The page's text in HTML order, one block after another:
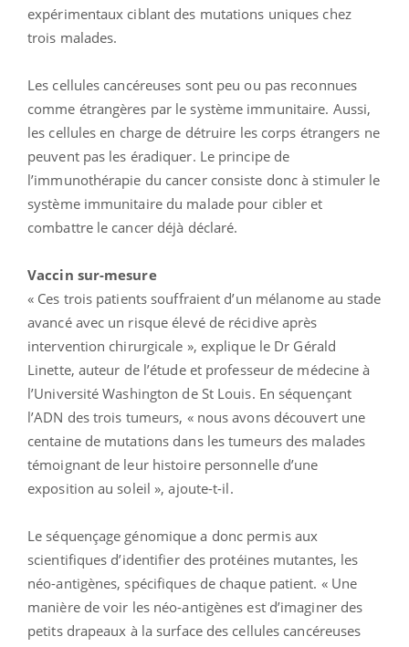
expérimentaux ciblant des mutations uniques chez
trois malades.
Les cellules cancéreuses sont peu ou pas reconnues
comme étrangères par le système immunitaire. Aussi,
les cellules en charge de détruire les corps étrangers ne
peuvent pas les éradiquer. Le principe de
l’immunothérapie du cancer consiste donc à stimuler le
système immunitaire du malade pour cibler et
combattre le cancer déjà déclaré.
Vaccin sur-mesure
« Ces trois patients souffraient d’un mélanome au stade
avancé avec un risque élevé de récidive après
intervention chirurgicale », explique le Dr Gérald
Linette, auteur de l’étude et professeur de médecine à
l’Université Washington de St Louis. En séquençant
l’ADN des trois tumeurs, « nous avons découvert une
centaine de mutations dans les tumeurs des malades
témoignant de leur histoire personnelle d’une
exposition au soleil », ajoute-t-il.
Le séquençage génomique a donc permis aux
scientifiques d’identifier des protéines mutantes, les
néo-antigènes, spécifiques de chaque patient. « Une
manière de voir les néo-antigènes est d’imaginer des
petits drapeaux à la surface des cellules cancéreuses